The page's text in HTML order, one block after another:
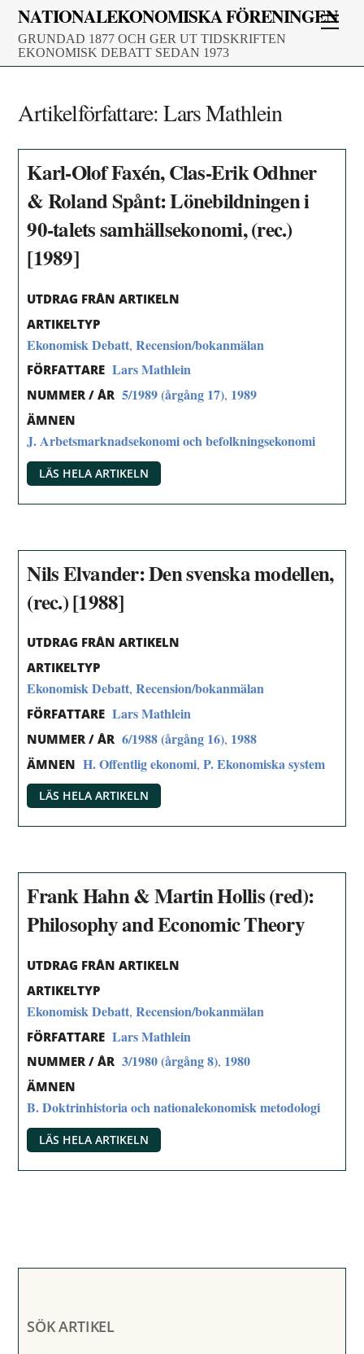
Skip
content
NATIONALEKONOMISKA FÖRENINGEN
GRUNDAD 1877 OCH GER UT TIDSKRIFTEN
EKONOMISK DEBATT SEDAN 1973
Artikelförfattare:Lars Mathlein
Karl-Olof Faxén, Clas-Erik Odhner
& Roland Spånt: Lönebildningen i
90-talets samhällsekonomi, (rec.)
[1989]
UTDRAG FRÅN ARTIKELN
ARTIKELTYP
Ekonomisk Debatt,Recension/bokanmälan
FÖRFATTARE Lars Mathlein
NUMMER / ÅR 5/1989 (årgång 17), 1989
ÄMNEN
J. Arbetsmarknadsekonomi och befolkningsekonomi
LÄS HELA ARTIKELN
Nils Elvander: Den svenska modellen,
(rec.) [1988]
UTDRAG FRÅN ARTIKELN
ARTIKELTYP
Ekonomisk Debatt,Recension/bokanmälan
FÖRFATTARE Lars Mathlein
NUMMER / ÅR 6/1988 (årgång 16), 1988
ÄMNEN H. Offentlig ekonomi,P. Ekonomiska system
LÄS HELA ARTIKELN
Frank Hahn & Martin Hollis (red):
Philosophy and Economic Theory
UTDRAG FRÅN ARTIKELN
ARTIKELTYP
Ekonomisk Debatt,Recension/bokanmälan
FÖRFATTARE Lars Mathlein
NUMMER / ÅR 3/1980 (årgång 8), 1980
ÄMNEN
B. Doktrinhistoria och nationalekonomisk metodologi
LÄS HELA ARTIKELN
SÖK ARTIKEL